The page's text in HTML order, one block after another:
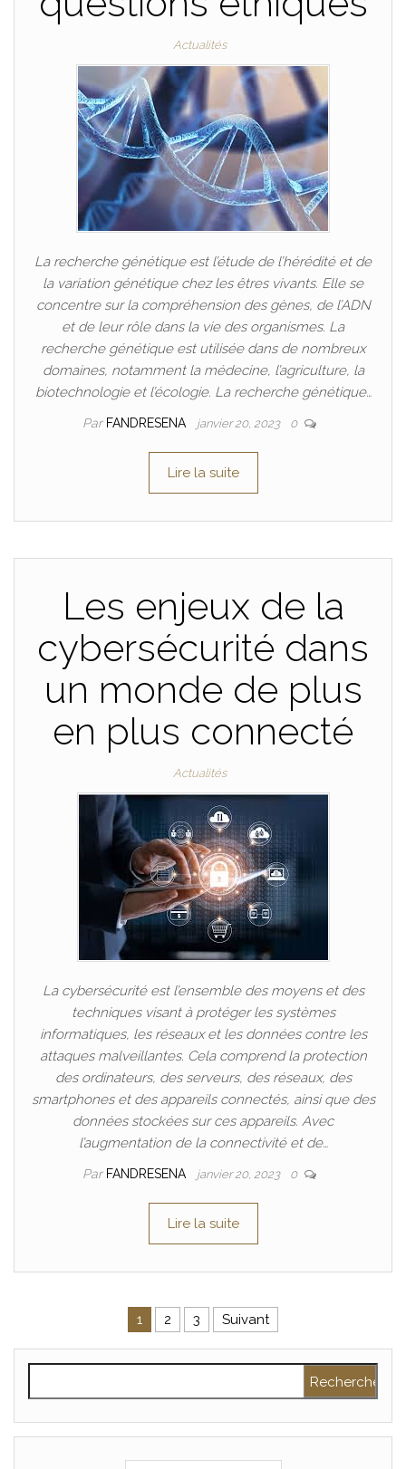
Actualités
La recherche génétique est l’étude de l’hérédité et de
la variation génétique chez les êtres vivants. Elle se
concentre sur la compréhension des gènes, de l’ADN
et de leur rôle dans la vie des organismes. La
recherche génétique est utilisée dans de nombreux
domaines, notamment la médecine, l’agriculture, la
biotechnologie et l’écologie. La recherche génétique…
Par FANDRESENA janvier 20, 2023 0
Lire la suite
Les enjeux de la
cybersécurité dans
un monde de plus
en plus connecté
Actualités
La cybersécurité est l’ensemble des moyens et des
techniques visant à protéger les systèmes
informatiques, les réseaux et les données contre les
attaques malveillantes. Cela comprend la protection
des ordinateurs, des serveurs, des réseaux, des
smartphones et des appareils connectés, ainsi que des
données stockées sur ces appareils. Avec
l’augmentation de la connectivité et de…
Par FANDRESENA janvier 20, 2023 0
Lire la suite
Pagination des publications
1 2 3 Suivant